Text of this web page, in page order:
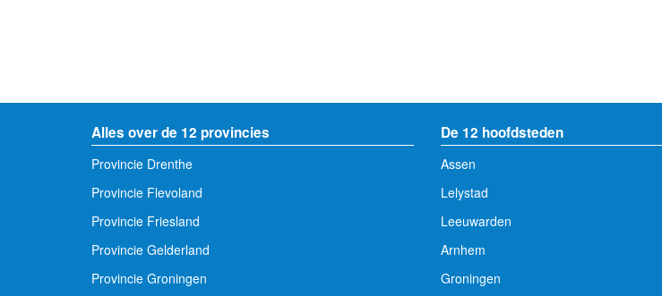
Alles over de 12 provincies
Provincie Drenthe
Provincie Flevoland
Provincie Friesland
Provincie Gelderland
Provincie Groningen
De 12 hoofdsteden
Assen
Lelystad
Leeuwarden
Arnhem
Groningen